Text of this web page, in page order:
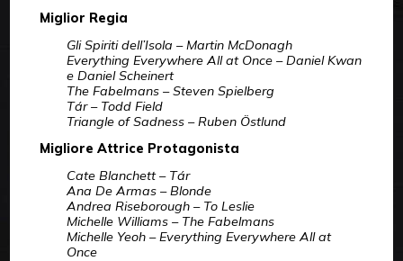
Miglior Regia
Gli Spiriti dell’Isola – Martin McDonagh
Everything Everywhere All at Once – Daniel Kwan
e Daniel Scheinert
The Fabelmans – Steven Spielberg
Tár – Todd Field
Triangle of Sadness – Ruben Östlund
Migliore Attrice Protagonista
Cate Blanchett – Tár
Ana De Armas – Blonde
Andrea Riseborough – To Leslie
Michelle Williams – The Fabelmans
Michelle Yeoh – Everything Everywhere All at
Once